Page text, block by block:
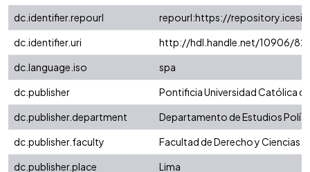
dc.identifier.repourl
repourl:https://
dc.identifier.uri
http://hdl.handle.net/10906/
dc.language.iso
spa
dc.publisher
Pontificia Universidad Católica
dc.publisher.department
Departamento de Estudios
dc.publisher.faculty
Facultad de Derecho y Ciencias
dc.publisher.place
Lima